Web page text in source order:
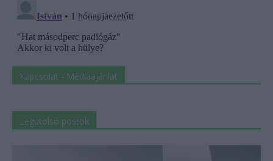
Kapcsolat - Médiaajánlat
Legutolsó postok